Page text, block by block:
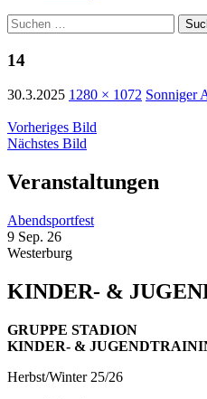
Suchen
nach:
14
30.3.2025 1280 × 1072 Sonniger
Vorheriges Bild
Nächstes Bild
Veranstaltungen
Abendsportfest
9 Sep. 26
Westerburg
KINDER- &
GRUPPE STADION
KINDER- &
Herbst/Winter 25/26